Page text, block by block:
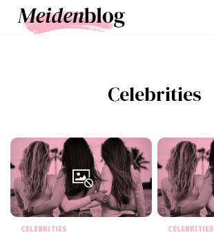
Celebrities
CELEBRITIES CELEBRITIES